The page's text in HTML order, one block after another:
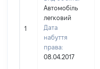
1
Автомобіль
легковий
Дата
набуття
права:
08.04.2017